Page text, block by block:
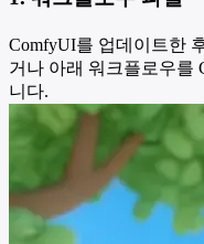
ComfyUI를 업데이트한
거나 아래 워크플로우를
니다.